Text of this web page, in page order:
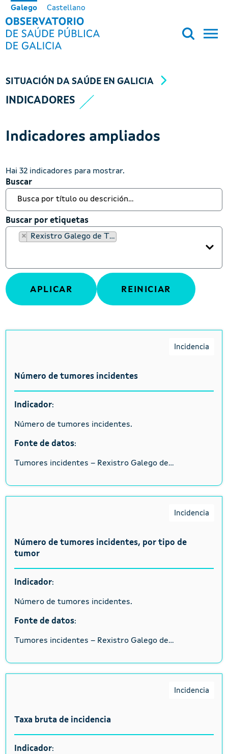
Ir o contido principal
Galego Castellano
OBSERVATORIO DE SALUD
SITUACIÓN DA SAÚDE EN GALICIA
INDICADORES
Indicadores ampliados
Hai 32 indicadores para mostrar.
Buscar
Buscar
Buscar por etiquetas
Buscar por etiquetas
×
Rexistro Galego de Tumores
Incidencia
Número de tumores incidentes
Indicador:
Número de tumores incidentes.
Fonte de datos:
Tumores incidentes – Rexistro Galego de...
Incidencia
Número de tumores incidentes, por tipo de
tumor
Indicador:
Número de tumores incidentes.
Fonte de datos:
Tumores incidentes – Rexistro Galego de...
Incidencia
Taxa bruta de incidencia
Indicador: